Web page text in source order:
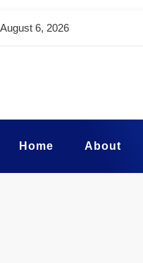
August 6, 2026
Home About